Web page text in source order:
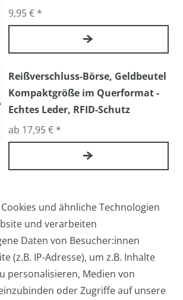
9,95 € *
Reißverschluss-Börse, Geldbeutel
Kompaktgröße im Querformat -
Echtes Leder, RFID-Schutz
ab 17,95 € *
Standardgröße im Hochformat,
Echtes Leder, RFID-Schutz
ab 19,95 € *
und ähnliche Technologien
und verarbeiten
Daten von Besucher:innen
(z.B. IP-Adresse), um z.B. Inhalte
personalisieren, Medien von
oder Zugriffe auf unsere